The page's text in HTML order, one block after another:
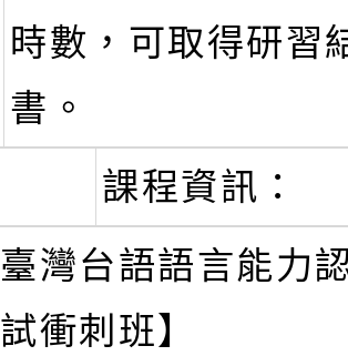
時數，可取得研習
書。
課程資訊：
臺灣台語語言能力
試衝刺班】